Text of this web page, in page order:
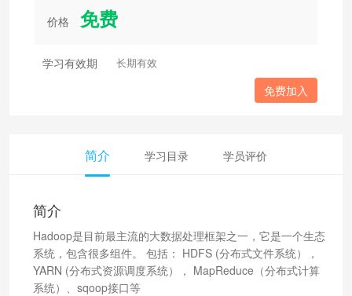
价格 免费
学习有效期 长期有效
免费加入
简介 学习目录 学员评价
简介
Hadoop是目前最主流的大数据处理框架之一，它是一个生态
系统，包含很多组件。 包括： HDFS (分布式文件系统），
YARN (分布式资源调度系统）， MapReduce（分布式计算
系统）、sqoop接口等